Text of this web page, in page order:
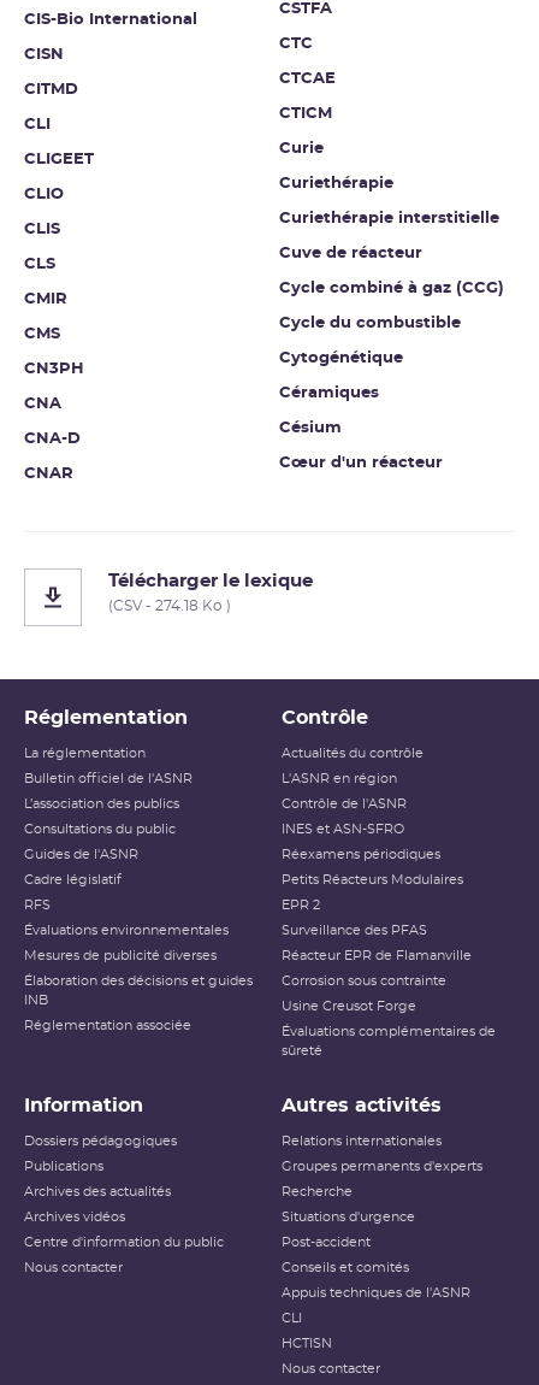
CIS-Bio International
CISN
CITMD
CLI
CLIGEET
CLIO
CLIS
CLS
CMIR
CMS
CN3PH
CNA
CNA-D
CNAR
CSTFA
CTC
CTCAE
CTICM
Curie
Curiethérapie
Curiethérapie interstitielle
Cuve de réacteur
Cycle combiné à gaz (CCG)
Cycle du combustible
Cytogénétique
Céramiques
Césium
Cœur d'un réacteur
Télécharger le lexique
(CSV - 274.18 Ko )
Réglementation
La réglementation
Bulletin officiel de l'ASNR
L’association des publics
Consultations du public
Guides de l'ASNR
Cadre législatif
RFS
Évaluations environnementales
Mesures de publicité diverses
Élaboration des décisions et guides
INB
Réglementation associée
Contrôle
Actualités du contrôle
L'ASNR en région
Contrôle de l'ASNR
INES et ASN-SFRO
Réexamens périodiques
Petits Réacteurs Modulaires
EPR 2
Surveillance des PFAS
Réacteur EPR de Flamanville
Corrosion sous contrainte
Usine Creusot Forge
Évaluations complémentaires de
sûreté
Information
Dossiers pédagogiques
Publications
Archives des actualités
Archives vidéos
Centre d'information du public
Nous contacter
Autres activités
Relations internationales
Groupes permanents d'experts
Recherche
Situations d'urgence
Post-accident
Conseils et comités
Appuis techniques de l'ASNR
CLI
HCTISN
Nous contacter